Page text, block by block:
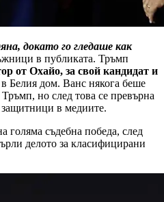
докато го гледаше как
в публиката. Тръмп
от Охайо, за свой кандидат и
в Белия дом. Ванс някога беше
но след това се превърна
в медиите.
голяма съдебна победа, след
делото за класифицирани